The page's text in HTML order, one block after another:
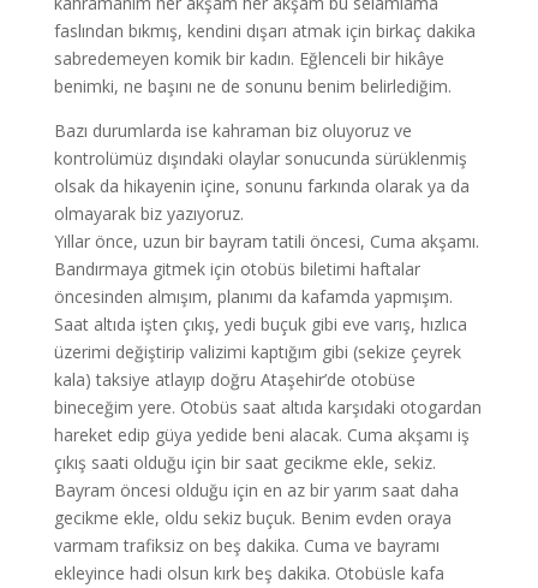
faslından bıkmış, kendini dışarı atmak için birkaç dakika
sabredemeyen komik bir kadın. Eğlenceli bir hikâye
benimki, ne başını ne de sonunu benim belirlediğim.
Bazı durumlarda ise kahraman biz oluyoruz ve
kontrolümüz dışındaki olaylar sonucunda sürüklenmiş
olsak da hikayenin içine, sonunu farkında olarak ya da
olmayarak biz yazıyoruz.
Yıllar önce, uzun bir bayram tatili öncesi, Cuma akşamı.
Bandırmaya gitmek için otobüs biletimi haftalar
öncesinden almışım, planımı da kafamda yapmışım.
Saat altıda işten çıkış, yedi buçuk gibi eve varış, hızlıca
üzerimi değiştirip valizimi kaptığım gibi (sekize çeyrek
kala) taksiye atlayıp doğru Ataşehir’de otobüse
bineceğim yere. Otobüs saat altıda karşıdaki otogardan
hareket edip güya yedide beni alacak. Cuma akşamı iş
çıkış saati olduğu için bir saat gecikme ekle, sekiz.
Bayram öncesi olduğu için en az bir yarım saat daha
gecikme ekle, oldu sekiz buçuk. Benim evden oraya
varmam trafiksiz on beş dakika. Cuma ve bayramı
ekleyince hadi olsun kırk beş dakika. Otobüsle kafa